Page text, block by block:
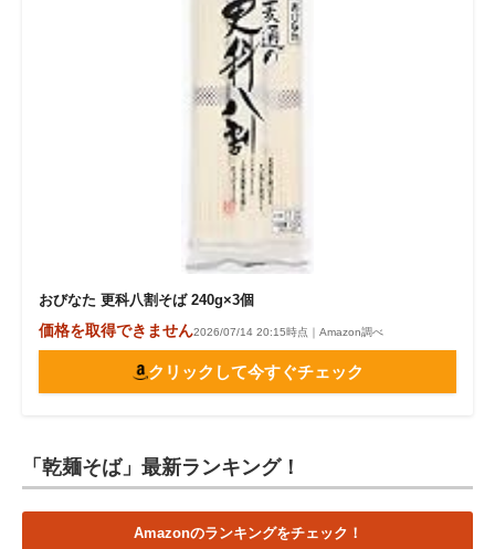
おびなた 更科八割そば 240g×3個
価格を取得できません2026/07/14 20:15時点｜Amazon調べ
クリックして今すぐチェック
「乾麺そば」最新ランキング！
Amazonのランキングをチェック！